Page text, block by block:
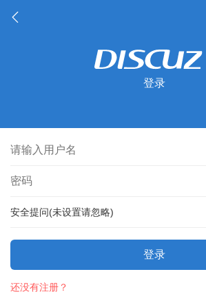
登录
安全提问(未设置请忽略)
登录
还没有注册？